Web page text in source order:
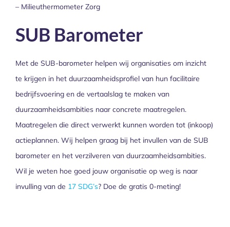
– Milieuthermometer Zorg
SUB Barometer
Met de SUB-barometer helpen wij organisaties om inzicht
te krijgen in het duurzaamheidsprofiel van hun facilitaire
bedrijfsvoering en de vertaalslag te maken van
duurzaamheidsambities naar concrete maatregelen.
Maatregelen die direct verwerkt kunnen worden tot (inkoop)
actieplannen. Wij helpen graag bij het invullen van de SUB
barometer en het verzilveren van duurzaamheidsambities.
Wil je weten hoe goed jouw organisatie op weg is naar
invulling van de 17 SDG’s? Doe de gratis 0-meting!